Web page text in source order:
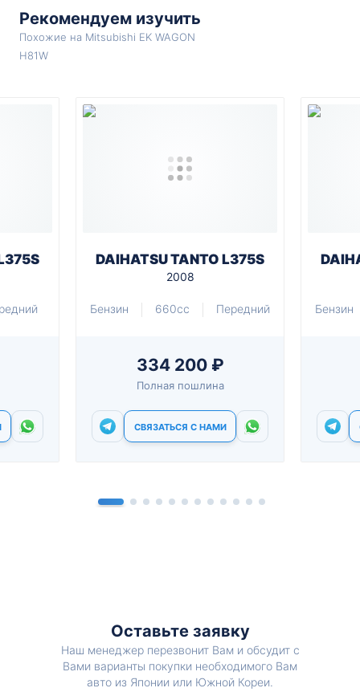
Рекомендуем изучить
Похожие на Mitsubishi EK WAGON
H81W
DAIHATSU TANTO L375S
2008
Бензин 660cc Передний
334 200 ₽
Полная пошлина
СВЯЗАТЬСЯ С НАМИ
Бензин
Оставьте заявку
Наш менеджер перезвонит Вам и обсудит с
Вами варианты покупки необходимого Вам
авто из Японии или Южной Кореи.